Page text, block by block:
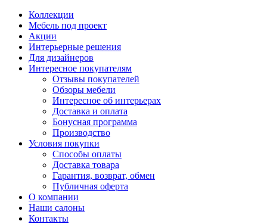
Коллекции
Мебель под проект
Акции
Интерьерные решения
Для дизайнеров
Интересное покупателям
Отзывы покупателей
Обзоры мебели
Интересное об интерьерах
Доставка и оплата
Бонусная программа
Производство
Условия покупки
Способы оплаты
Доставка товара
Гарантия, возврат, обмен
Публичная оферта
О компании
Наши салоны
Контакты